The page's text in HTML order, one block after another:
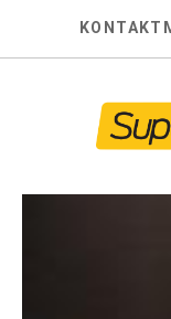
KONTAKT